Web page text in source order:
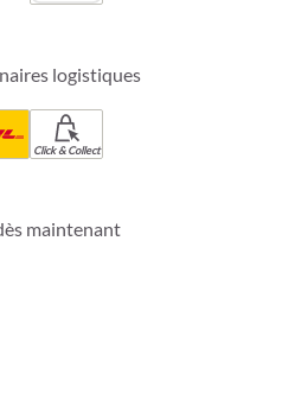
logistiques
Click & Collect
maintenant